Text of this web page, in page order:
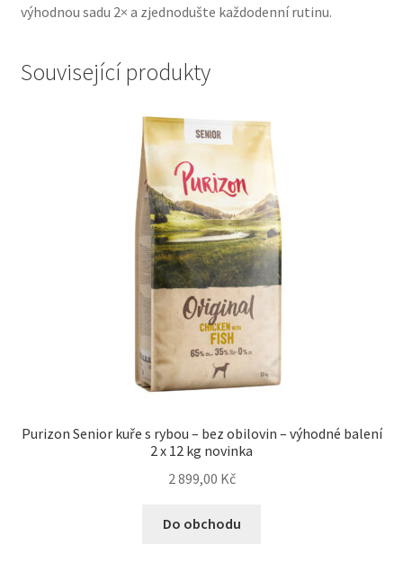
výhodnou sadu 2× a zjednodušte každodenní rutinu.
Související produkty
Purizon Senior kuře s rybou – bez obilovin – výhodné balení
2 x 12 kg novinka
2 899,00 Kč
Do obchodu